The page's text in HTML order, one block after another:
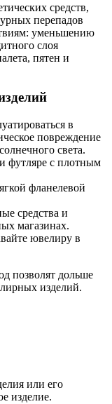
средств,
перепадов
уменьшению
слоя
пятен и
в
повреждение
света.
футляре с плотным
фланелевой
средства и
магазинах.
ювелиру в
позволят дольше
изделий.
или его
изделие.